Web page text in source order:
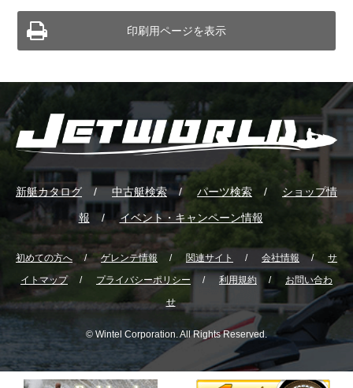
印刷用ページを表示
新艇カタログ 中古艇検索 パーツ検索 ショップ情
報 イベント・キャンペーン情報
初めての方へ ゲレンテ情報 関連サイト 会社情報
サ
イトマップ
プライバシーポリシー 利用規約
お問い合わ
せ
© Wintel Corporation. All Rights Reserved.